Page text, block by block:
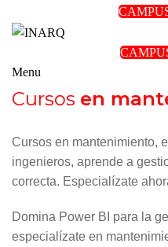
Menu
Cursos en
Cursos en mantenimiento,
ingenieros, aprende a
correcta. Especialízate
Domina Power BI para la
especialízate en